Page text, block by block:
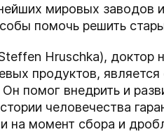
мировых заводов
помочь решить
Hruschka), доктор
продуктов,
помог внедрить и
человечества
на момент сбора и